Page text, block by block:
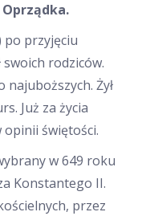
Oprządka.
po przyjęciu
rodziców.
najuboższych. Żył
Już za życia
opinii świętości.
w 649 roku
Konstantego II.
przez